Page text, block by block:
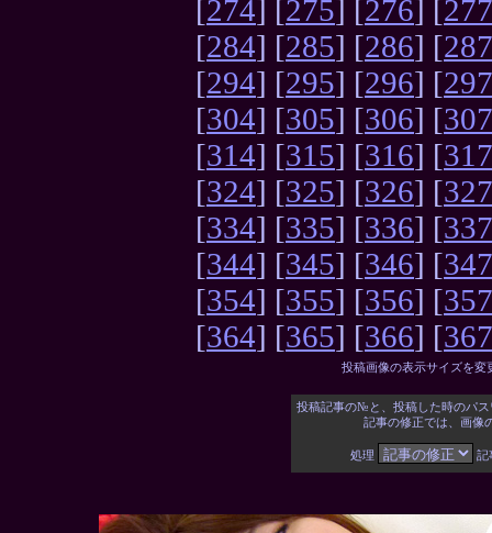
[274] [275] [276] [277
[284] [285] [286] [287
[294] [295] [296] [297
[304] [305] [306] [307
[314] [315] [316] [317
[324] [325] [326] [327
[334] [335] [336] [337
[344] [345] [346] [347
[354] [355] [356] [357
[364] [365] [366] [367
投稿画像の表示サイズを変
投稿記事の№と、投稿した時のパ
記事の修正では、画像
処理 記